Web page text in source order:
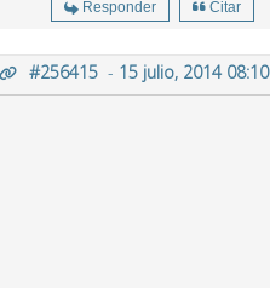
Responder Citar
#256415 - 15 julio, 2014 08:10